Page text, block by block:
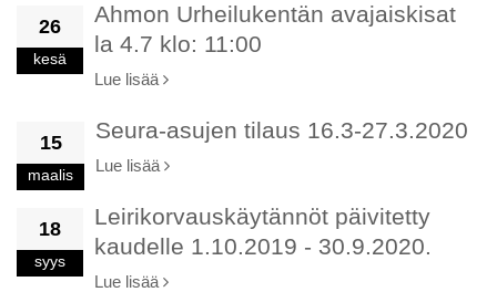
26
kesä
Ahmon Urheilukentän avajaiskisat
la 4.7 klo: 11:00
Lue lisää
15
maalis
Seura-asujen tilaus 16.3-27.3.2020
Lue lisää
18
syys
Leirikorvauskäytännöt päivitetty
kaudelle 1.10.2019 - 30.9.2020.
Lue lisää